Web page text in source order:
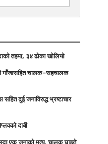
तहमा, ३४ ढोका खोलियो
गाँजासहित चालक–सहचालक
दुई जनाविरुद्ध भ्रष्टाचार
दाबी
एक जनाको मृत्यु, चालक घाइते